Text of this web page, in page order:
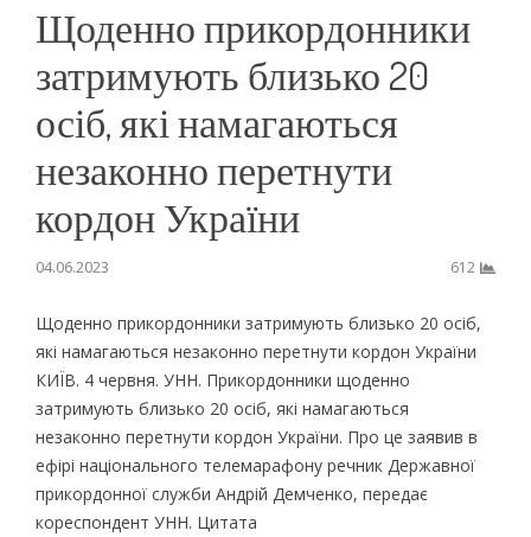
Щоденно прикордонники
затримують близько 20
осіб, які намагаються
незаконно перетнути
кордон України
04.06.2023 612
Щоденно прикордонники затримують близько 20 осіб,
які намагаються незаконно перетнути кордон України
КИЇВ. 4 червня. УНН. Прикордонники щоденно
затримують близько 20 осіб, які намагаються
незаконно перетнути кордон України. Про це заявив в
ефірі національного телемарафону речник Державної
прикордонної служби Андрій Демченко, передає
кореспондент УНН. Цитата